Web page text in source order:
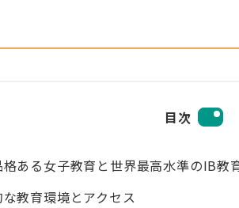
目次
ある女子教育と世界最高水準のIB教
教育環境とアクセス